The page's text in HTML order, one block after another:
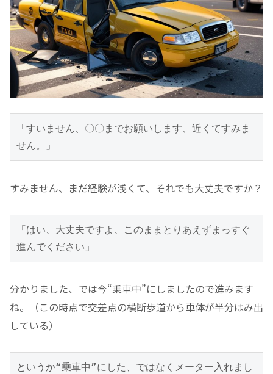
「すいません、〇〇までお願いします、近くてすみま
せん。」
すみません、まだ経験が浅くて、それでも大丈夫ですか？
「はい、大丈夫ですよ、このままとりあえずまっすぐ
進んでください」
分かりました、では今“乗車中”にしましたので進みます
ね。（この時点で交差点の横断歩道から車体が半分はみ出
している）
というか“乗車中”にした、ではなくメーター入れまし